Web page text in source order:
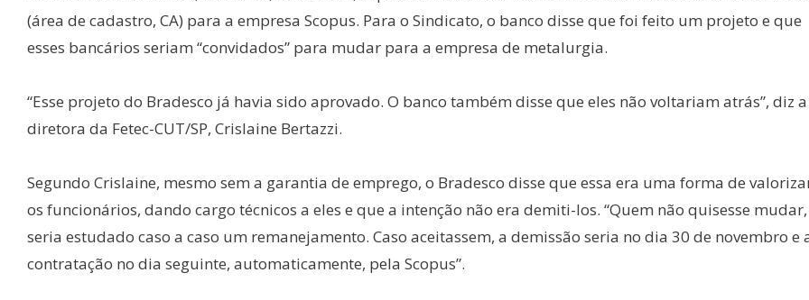
(área de cadastro, CA) para a empresa Scopus. Para o Sindicato, o banco disse que foi feito um projeto e que
esses bancários seriam “convidados” para mudar para a empresa de metalurgia.
“Esse projeto do Bradesco já havia sido aprovado. O banco também disse que eles não voltariam atrás”, diz a
diretora da Fetec-CUT/SP, Crislaine Bertazzi.
Segundo Crislaine, mesmo sem a garantia de emprego, o Bradesco disse que essa era uma forma de
os funcionários, dando cargo técnicos a eles e que a intenção não era demiti-los. “Quem não quisesse mudar,
seria estudado caso a caso um remanejamento. Caso aceitassem, a demissão seria no dia 30 de novembro e
contratação no dia seguinte, automaticamente, pela Scopus”.